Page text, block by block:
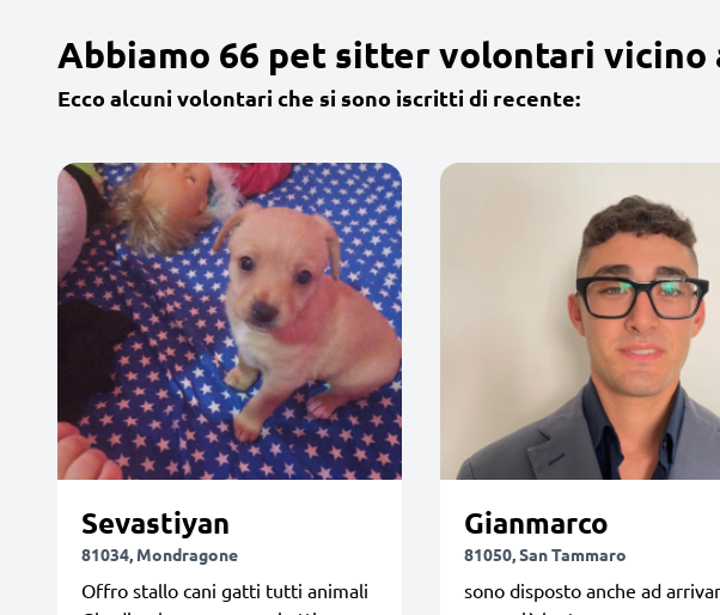
Abbiamo 66 pet sitter volontari vicino
Ecco alcuni volontari che si sono iscritti di recente:
Sevastiyan
81034, Mondragone
Offro stallo cani gatti tutti animali
Gianmarco
81050, San Tammaro
sono disposto anche ad